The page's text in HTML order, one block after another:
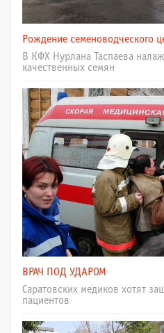
Рождение семеноводческого
В КФХ Нурлана Таспаева
качественных семян
ВРАЧ ПОД УДАРОМ
Саратовских медиков хотят
пациентов